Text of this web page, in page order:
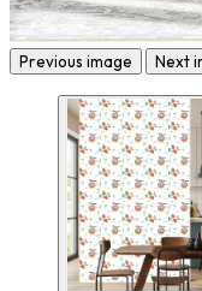
Previous image Next